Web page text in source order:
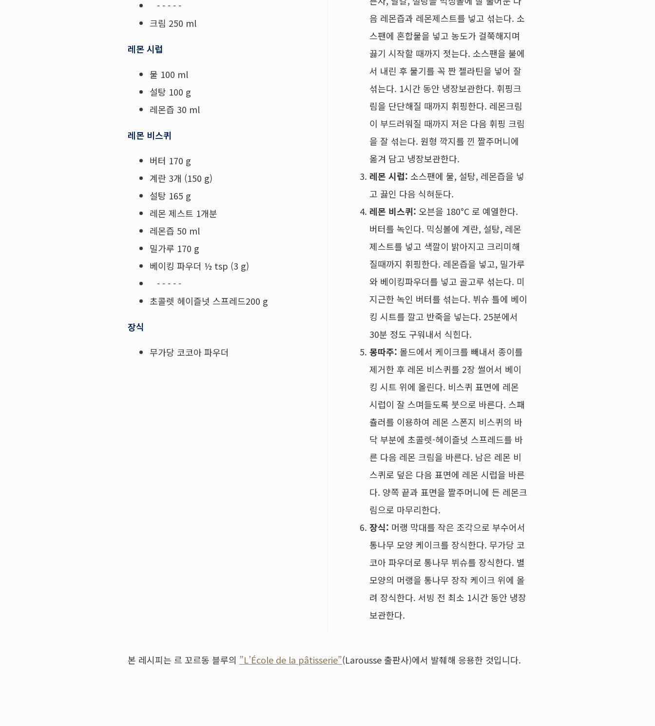
- - - - -
크림 250 ml
레몬 시럽
물 100 ml
설탕 100 g
레몬즙 30 ml
레몬 비스퀴
버터 170 g
계란 3개 (150 g)
설탕 165 g
레몬 제스트 1개분
레몬즙 50 ml
밀가루 170 g
베이킹 파우더 ½ tsp (3 g)
- - - - -
초콜렛 헤이즐넛 스프레드200 g
장식
무가당 코코아 파우더
음 레몬즙과 레몬제스트를 넣고 섞는다. 소
스팬에 혼합물을 넣고 농도가 걸쭉해지며
끓기 시작할 때까지 젓는다. 소스팬을 불에
서 내린 후 물기를 꼭 짠 젤라틴을 넣어 잘
섞는다. 1시간 동안 냉장보관한다. 휘핑크
림을 단단해질 때까지 휘핑한다. 레몬크림
이 부드러워질 때까지 저은 다음 휘핑 크림
을 잘 섞는다. 원형 깍지를 낀 짤주머니에
옮겨 담고 냉장보관한다.
레몬 시럽: 소스팬에 물, 설탕, 레몬즙을 넣
고 끓인 다음 식혀둔다.
레몬 비스퀴: 오븐을 180°C 로 예열한다.
버터를 녹인다. 믹싱볼에 계란, 설탕, 레몬
제스트를 넣고 색깔이 밝아지고 크리미해
질때까지 휘핑한다. 레몬즙을 넣고, 밀가루
와 베이킹파우더를 넣고 골고루 섞는다. 미
지근한 녹인 버터를 섞는다. 뷔슈 틀에 베이
킹 시트를 깔고 반죽을 넣는다. 25분에서
30분 정도 구워내서 식힌다.
몽따주: 몰드에서 케이크를 빼내서 종이를
제거한 후 레몬 비스퀴를 2장 썰어서 베이
킹 시트 위에 올린다. 비스퀴 표면에 레몬
시럽이 잘 스며들도록 붓으로 바른다. 스패
츌러를 이용하여 레몬 스폰지 비스퀴의 바
닥 부분에 초콜렛-헤이즐넛 스프레드를 바
른 다음 레몬 크림을 바른다. 남은 레몬 비
스퀴로 덮은 다음 표면에 레몬 시럽을 바른
다. 양쪽 끝과 표면을 짤주머니에 든 레몬크
림으로 마무리한다.
장식: 머랭 막대를 작은 조각으로 부수어서
통나무 모양 케이크를 장식한다. 무가당 코
코아 파우더로 통나무 뷔슈를 장식한다. 별
모양의 머랭을 통나무 장작 케이크 위에 올
려 장식한다. 서빙 전 최소 1시간 동안 냉장
보관한다.
본 레시피는 르 꼬르동 블루의 ”L’École de la pâtisserie”(Larousse 출판사)에서 발췌해 응용한 것입니다.